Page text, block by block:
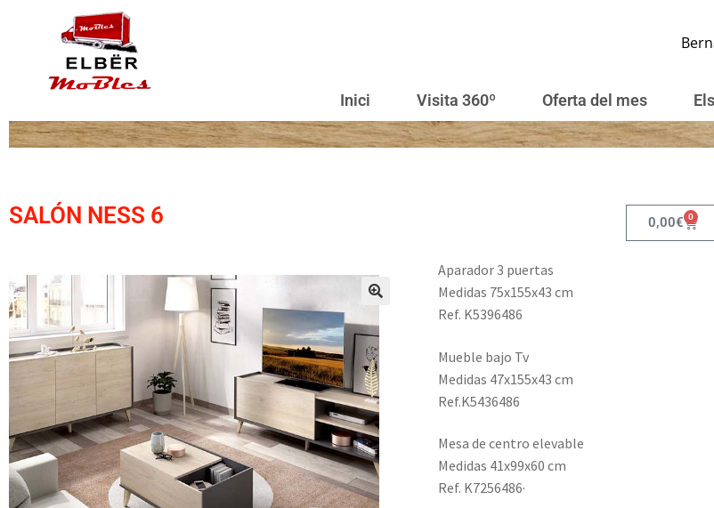
Inici Visita 360º Oferta del mes
SALÓN NESS 6 0,00€ 0
Aparador 3 puertas
Medidas 75x155x43 cm
Ref. K5396486
Mueble bajo Tv
Medidas 47x155x43 cm
Ref.K5436486
Mesa de centro elevable
Medidas 41x99x60 cm
Ref. K7256486·